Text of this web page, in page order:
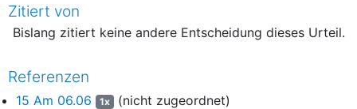
f) Z. U. – Das System M., produziert zwischen Juli 2020 und
4. Im Übrigen wird die Klage abgewiesen.
Zitiert von
Bislang zitiert keine andere Entscheidung dieses Urteil.
Referenzen
15 Am 06.06 1x (nicht zugeordnet)